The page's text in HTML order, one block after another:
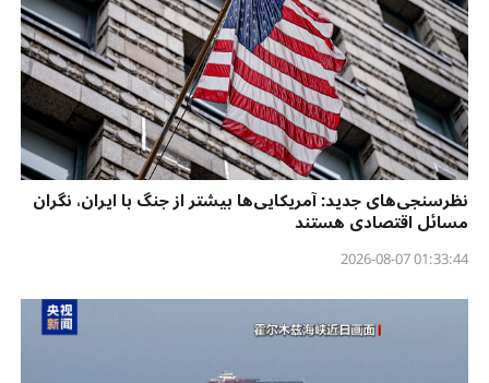
نظرسنجی‌‌های جدید: آمریکایی‌ها بیشتر از جنگ با ایران، نگران
مسائل اقتصادی هستند
01:33:44 2026-08-07